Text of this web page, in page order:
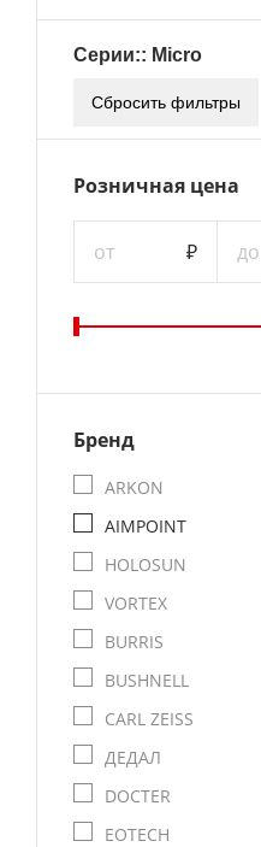
Серии:: Micro
Сбросить фильтры
Розничная цена
от ₽ до
Бренд
ARKON
AIMPOINT
HOLOSUN
VORTEX
BURRIS
BUSHNELL
CARL ZEISS
ДЕДАЛ
DOCTER
EOTECH